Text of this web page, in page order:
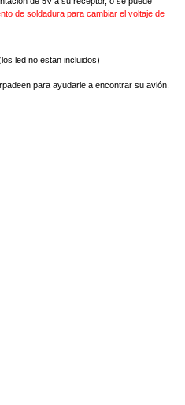
de soldadura para cambiar el voltaje de
led no estan incluidos)
para ayudarle a encontrar su avión.